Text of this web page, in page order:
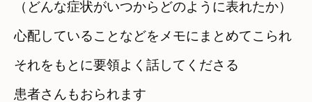
（どんな症状がいつからどのように表れたか）
心配していることなどをメモにまとめてこられ
それをもとに要領よく話してくださる
患者さんもおられます